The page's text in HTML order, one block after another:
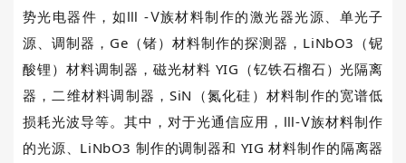
势光电器件，如Ⅲ-Ⅴ族材料制作的激光器光源、单光子
源、调制器， Ge （锗）材料制作的探测器， LiNbO3 （铌
酸锂）材料调制器，磁光材料 YIG （钇铁石榴石）光隔离
器，二维材料调制器，SiN （氮化硅）材料制作的宽谱低
损耗光波导等。其中，对于光通信应用，Ⅲ-Ⅴ族材料制作
的光源、 LiNbO3 制作的调制器和 YIG材料制作的隔离器